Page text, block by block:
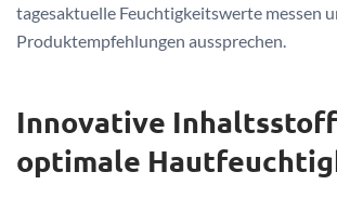
tagesaktuelle Feuchtigkeitswerte messen
Produktempfehlungen aussprechen.
Innovative
optimale